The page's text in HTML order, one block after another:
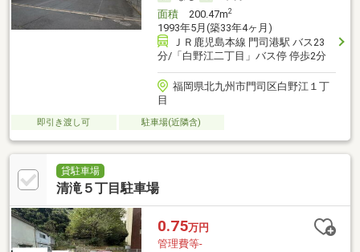
面積200.47m2
1993年5月(築33年4ヶ月)
ＪＲ鹿児島本線 門司港駅 バス23
分/「白野江二丁目」バス停 停歩2分
福岡県北九州市門司区白野江１丁
目
即引き渡し可 駐車場(近隣含)
貸駐車場
清滝５丁目駐車場
0.75万円
管理費等-